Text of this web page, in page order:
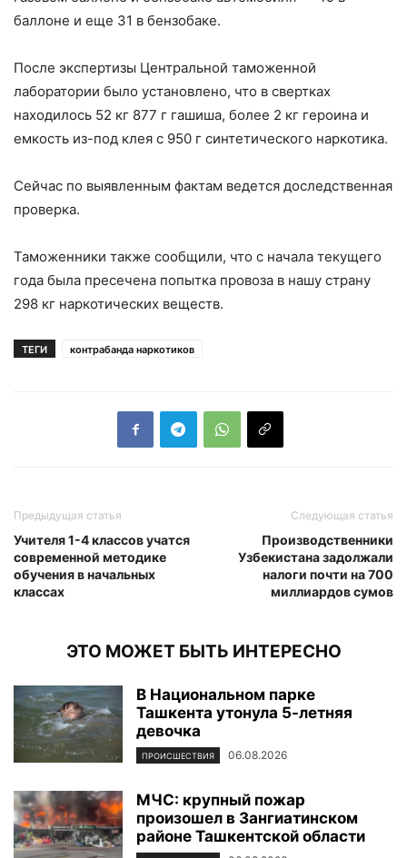
баллоне и еще 31 в бензобаке.
После экспертизы Центральной таможенной
лаборатории было установлено, что в свертках
находилось 52 кг 877 г гашиша, более 2 кг героина и
емкость из-под клея с 950 г синтетического наркотика.
Сейчас по выявленным фактам ведется доследственная
проверка.
Таможенники также сообщили, что с начала текущего
года была пресечена попытка провоза в нашу страну
298 кг наркотических веществ.
ТЕГИ контрабанда наркотиков
Предыдущая статья
Учителя 1-4 классов учатся
современной методике
обучения в начальных
классах
Следующая статья
Производственники
Узбекистана задолжали
налоги почти на 700
миллиардов сумов
ЭТО МОЖЕТ БЫТЬ ИНТЕРЕСНО
В Национальном парке
Ташкента утонула 5-летняя
девочка
ПРОИСШЕСТВИЯ 06.08.2026
МЧС: крупный пожар
произошел в Зангиатинском
районе Ташкентской области